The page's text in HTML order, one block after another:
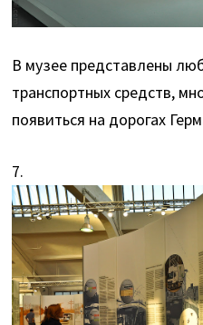
В музее представлены
транспортных средств,
появиться на дорогах
7.